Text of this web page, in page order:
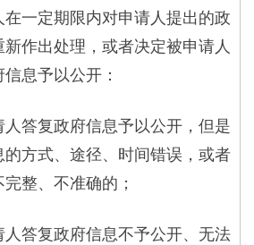
一定期限内对申请人提出的政
作出处理，或者决定被申请人
息予以公开：
答复政府信息予以公开，但是
方式、途径、时间错误，或者
整、不准确的；
答复政府信息不予公开、无法